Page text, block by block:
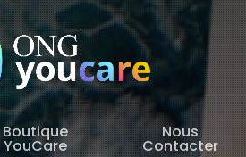
Boutique
YouCare
Nous
Contacter